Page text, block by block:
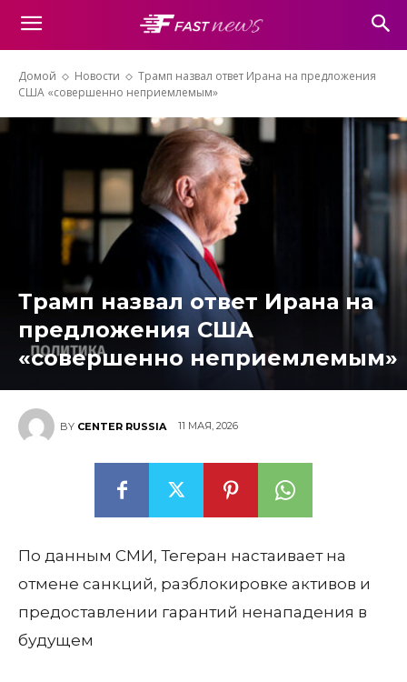
Домой Новости
Трамп назвал ответ Ирана на предложения
США «совершенно неприемлемым»
Трамп назвал ответ Ирана на
предложения США
«совершенно неприемлемым»
BY CENTER RUSSIA 11 МАЯ, 2026
По данным СМИ, Тегеран настаивает на
отмене санкций, разблокировке активов и
предоставлении гарантий ненападения в
будущем